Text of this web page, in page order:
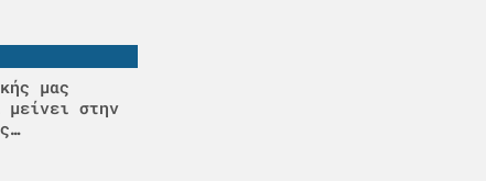
μας
μείνει στην